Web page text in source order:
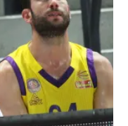
VOD
רץ ברשת
נבחרת ישראל
מכבי חיפה
בית"ר ירושלים
מכבי תל אביב
ליגה ספרדית
ליגה איטלקית
ליגה צרפתית
כדורסל נשים
מכבי תל אביב
הפועל חולון
הפועל ירושלים
יורוליג
יורוקאפ
כדוריד
כדורעף